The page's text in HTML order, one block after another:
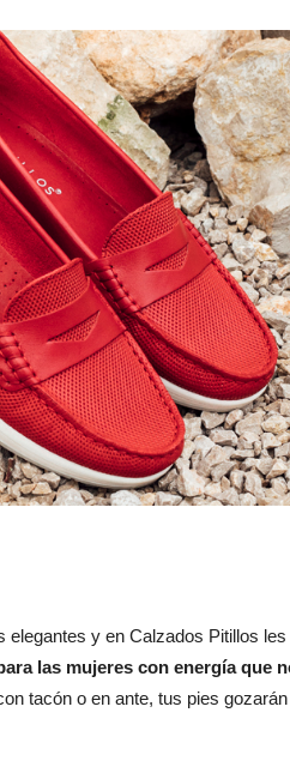
y en Calzados Pitillos
las mujeres con energía que
tacón o en ante, tus pies